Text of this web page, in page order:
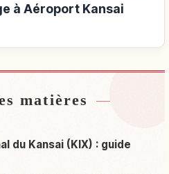
à Aéroport Kansai
de Aéroport Kansai
Kansai International
matières
du Kansai (KIX) : guide